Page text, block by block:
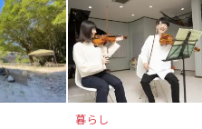
暮らし